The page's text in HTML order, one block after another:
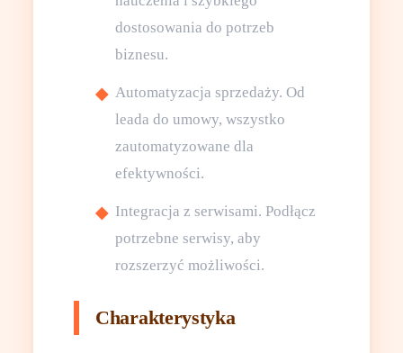
dostosowania do potrzeb
biznesu.
Automatyzacja sprzedaży. Od
leada do umowy, wszystko
zautomatyzowane dla
efektywności.
Integracja z serwisami. Podłącz
potrzebne serwisy, aby
rozszerzyć możliwości.
Charakterystyka